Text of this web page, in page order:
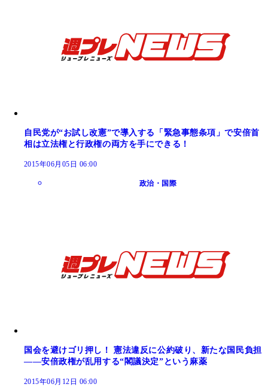
自民党が“お試し改憲”で導入する「緊急事態条項」で安倍首
相は立法権と行政権の両方を手にできる！
2015年06月05日 06:00
政治・国際
国会を避けゴリ押し！ 憲法違反に公約破り、新たな国民負担
――安倍政権が乱用する“閣議決定”という麻薬
2015年06月12日 06:00